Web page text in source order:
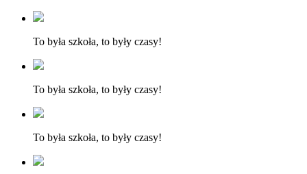
To była szkoła, to były czasy!
To była szkoła, to były czasy!
To była szkoła, to były czasy!